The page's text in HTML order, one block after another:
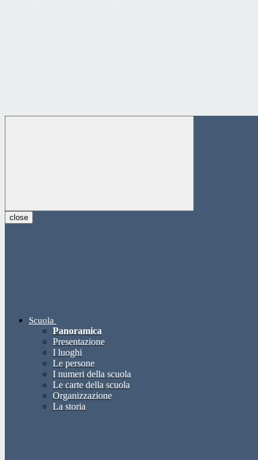
close
Scuola
Panoramica
Presentazione
I luoghi
Le persone
I numeri della scuola
Le carte della scuola
Organizzazione
La storia